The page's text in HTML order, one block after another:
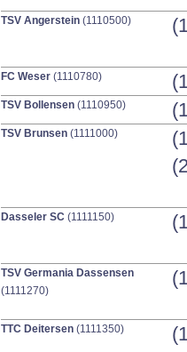
TSV Angerstein (1110500)
FC Weser (1110780)
TSV Bollensen (1110950)
TSV Brunsen (1111000)
Dasseler SC (1111150)
TSV Germania Dassensen
(1111270)
TTC Deitersen (1111350)